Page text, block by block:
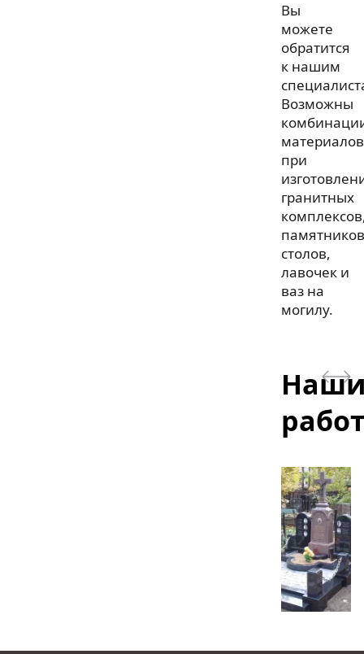
Вы
можете
обратится
к нашим
Возможны
при
гранитных
столов,
лавочек и
ваз на
могилу.